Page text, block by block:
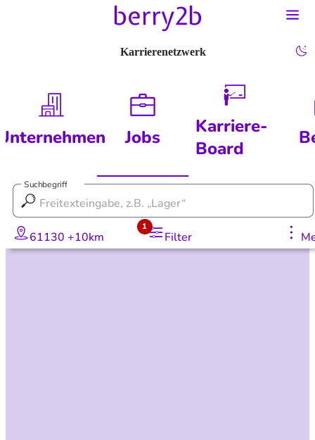
Karrierenetzwerk
Jobs
Karriere-
Board
Suchbegriff
61130 +10km Filter
1